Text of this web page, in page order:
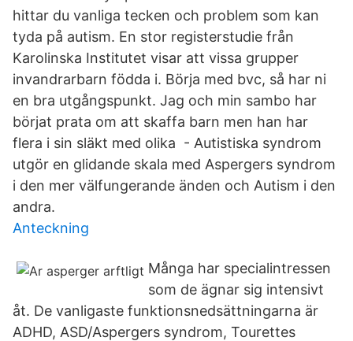
hittar du vanliga tecken och problem som kan
tyda på autism. En stor registerstudie från
Karolinska Institutet visar att vissa grupper
invandrarbarn födda i. Börja med bvc, så har ni
en bra utgångspunkt. Jag och min sambo har
börjat prata om att skaffa barn men han har
flera i sin släkt med olika - Autistiska syndrom
utgör en glidande skala med Aspergers syndrom
i den mer välfungerande änden och Autism i den
andra.
Anteckning
Många har specialintressen
som de ägnar sig intensivt
åt. De vanligaste funktionsnedsättningarna är
ADHD, ASD/Aspergers syndrom, Tourettes